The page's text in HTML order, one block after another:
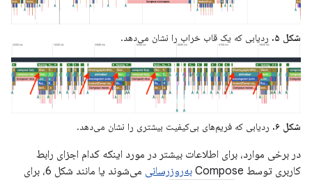
شکل ۵. ردیابی که یک قاب خراب را نشان می‌دهد.
شکل ۶. ردیابی که فریم‌های بی‌کیفیت بیشتری را نشان می‌دهد.
در برخی موارد، برای اطلاعات بیشتر در مورد اینکه کدام اجزای رابط
کاربری توسط Compose
به‌روزرسانی
می‌شوند یا مانند شکل 6، برای